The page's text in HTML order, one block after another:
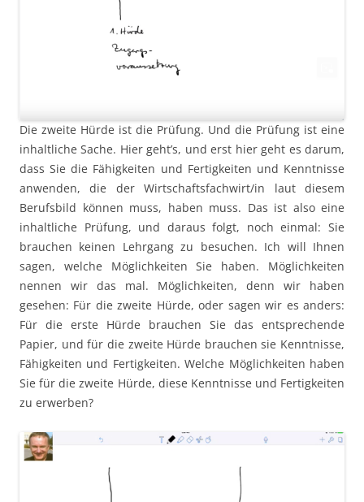
Die zweite Hürde ist die Prüfung. Und die Prüfung ist eine
inhaltliche Sache. Hier geht’s, und erst hier geht es darum,
dass Sie die Fähigkeiten und Fertigkeiten und Kenntnisse
anwenden, die der Wirtschaftsfachwirt/in laut diesem
Berufsbild können muss, haben muss. Das ist also eine
inhaltliche Prüfung, und daraus folgt, noch einmal: Sie
brauchen keinen Lehrgang zu besuchen. Ich will Ihnen
sagen, welche Möglichkeiten Sie haben. Möglichkeiten
nennen wir das mal. Möglichkeiten, denn wir haben
gesehen: Für die zweite Hürde, oder sagen wir es anders:
Für die erste Hürde brauchen Sie das entsprechende
Papier, und für die zweite Hürde brauchen sie Kenntnisse,
Fähigkeiten und Fertigkeiten. Welche Möglichkeiten haben
Sie für die zweite Hürde, diese Kenntnisse und Fertigkeiten
zu erwerben?